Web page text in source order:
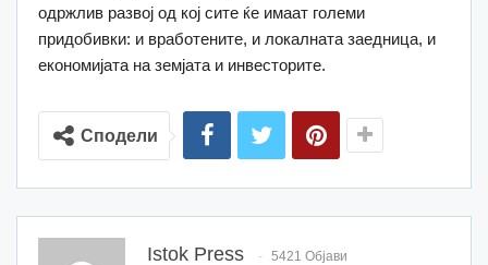
одржлив развој од кој сите ќе имаат големи
придобивки: и вработените, и локалната заедница, и
економијата на земјата и инвесторите.
Сподели
Istok Press 5421 Објави